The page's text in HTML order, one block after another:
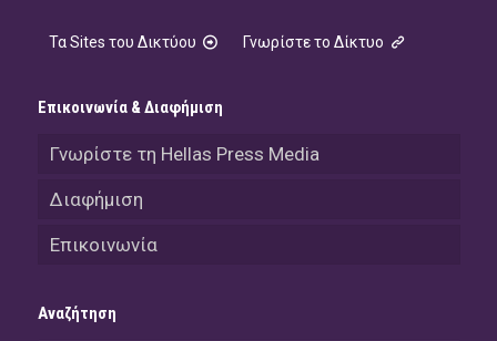
Τα Sites του Δικτύου Γνωρίστε το Δίκτυο
Επικοινωνία & Διαφήμιση
Γνωρίστε τη Hellas Press Media
Διαφήμιση
Επικοινωνία
Αναζήτηση